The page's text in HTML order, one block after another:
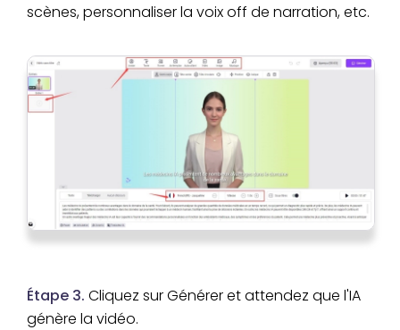
scènes, personnaliser la voix off de narration, etc.
Étape 3. Cliquez sur Générer et attendez que l'IA
génère la vidéo.